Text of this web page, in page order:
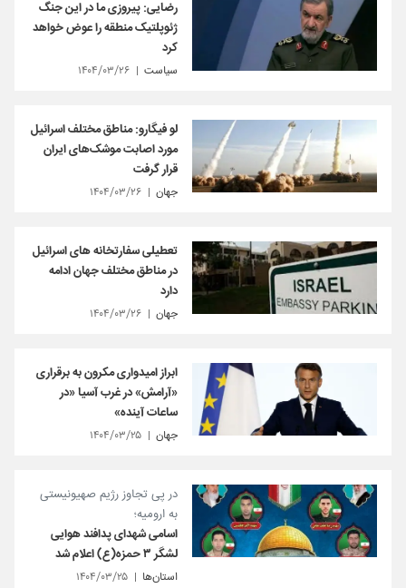
رضایی: پیروزی ما در این جنگ
ژئوپلتیک منطقه را عوض خواهد
کرد
سیاست ۱۴۰۴/۰۳/۲۶
لو فیگارو: مناطق مختلف اسرائیل
مورد اصابت موشک‌های ایران
قرار گرفت
جهان ۱۴۰۴/۰۳/۲۶
تعطیلی سفارتخانه های اسرائیل
در مناطق مختلف جهان ادامه
دارد
جهان ۱۴۰۴/۰۳/۲۶
ابراز امیدواری مکرون به برقراری
«آرامش» در غرب آسیا «در
ساعات آینده»
جهان ۱۴۰۴/۰۳/۲۵
در پی تجاوز رژیم صهیونیستی
به ارومیه؛
اسامی شهدای پدافند هوایی
لشگر ۳ حمزه(ع) اعلام شد
استان‌ها ۱۴۰۴/۰۳/۲۵